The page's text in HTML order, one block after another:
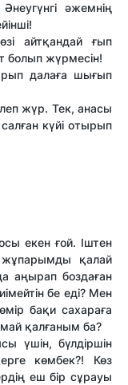
әжемнің
айтқандай ғып
болып жүрмесін!
далаға шығып
жүр. Тек, анасы
күйі отырып
екен ғой. Іштен
қалай
аңырап боздаған
бе еді? Мен
бақи сахараға
қалғаным ба?
үшін, бүлдіршін
көмбек?! Көз
еш бір сұрауы